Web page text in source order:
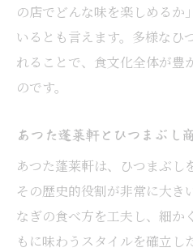
の店でどんな味を楽しめるか
いるとも言えます。多様なひ
れることで、食文化全体が豊
のです。
あつた蓬莱軒とひつまぶし
あつた蓬莱軒は、ひつまぶし
その歴史的役割が非常に大き
なぎの食べ方を工夫し、細か
もに味わうスタイルを確立し